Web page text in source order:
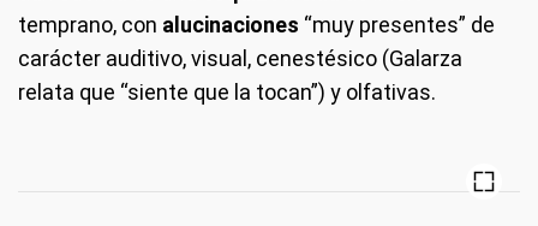
temprano, con alucinaciones “muy presentes” de
carácter auditivo, visual, cenestésico (Galarza
relata que “siente que la tocan”) y olfativas.